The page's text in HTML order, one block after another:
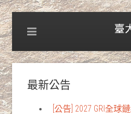
最新公告
[公告] 2027 GRI全球